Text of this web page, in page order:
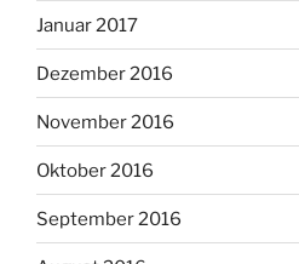
Januar 2017
Dezember 2016
November 2016
Oktober 2016
September 2016